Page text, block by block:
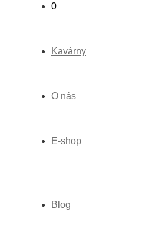
0
Kavárny
O nás
E-shop
Blog